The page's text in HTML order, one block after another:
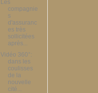
Les
compagnie
s
d'assuranc
es très
sollicitées
après...
Vidéo 360°:
dans les
coulisses
de la
nouvelle
cité...